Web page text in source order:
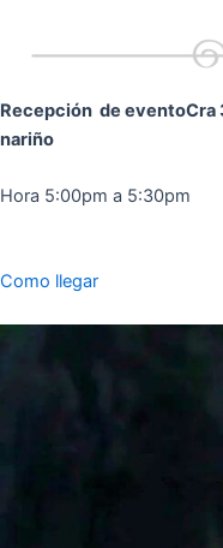
Recepción de eventoCra
nariño
Hora 5:00pm a 5:30pm
Como llegar